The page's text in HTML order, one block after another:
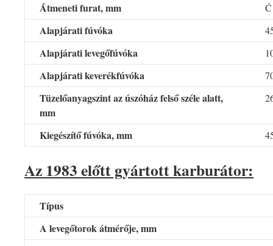
Átmeneti furat, mm
Alapjárati fúvóka
Alapjárati levegőfúvóka
Alapjárati keverékfúvóka
Tüzelőanyagszint az úszóház felső széle alatt,
mm
Kiegészítő fúvóka, mm
Az 1983 előtt gyártott karburátor:
Típus
A levegőtorok átmérője, mm